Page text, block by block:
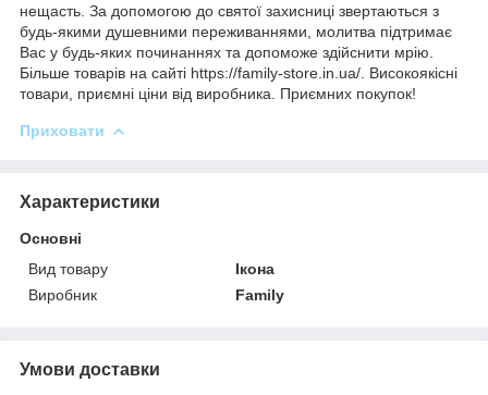
нещасть. За допомогою до святої захисниці звертаються з
будь-якими душевними переживаннями, молитва підтримає
Вас у будь-яких починаннях та допоможе здійснити мрію.
Більше товарів на сайті https://family-store.in.ua/. Високоякісні
товари, приємні ціни від виробника. Приємних покупок!
Приховати
Характеристики
Основні
Вид товару
Ікона
Виробник
Family
Умови доставки